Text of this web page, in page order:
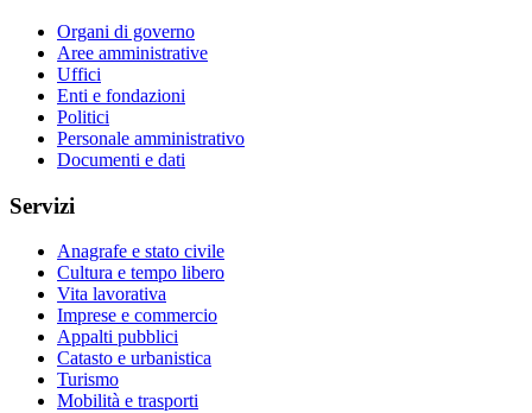
Organi di governo
Aree amministrative
Uffici
Enti e fondazioni
Politici
Personale amministrativo
Documenti e dati
Servizi
Anagrafe e stato civile
Cultura e tempo libero
Vita lavorativa
Imprese e commercio
Appalti pubblici
Catasto e urbanistica
Turismo
Mobilità e trasporti